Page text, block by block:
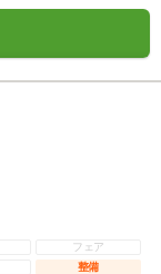
フェア
整備